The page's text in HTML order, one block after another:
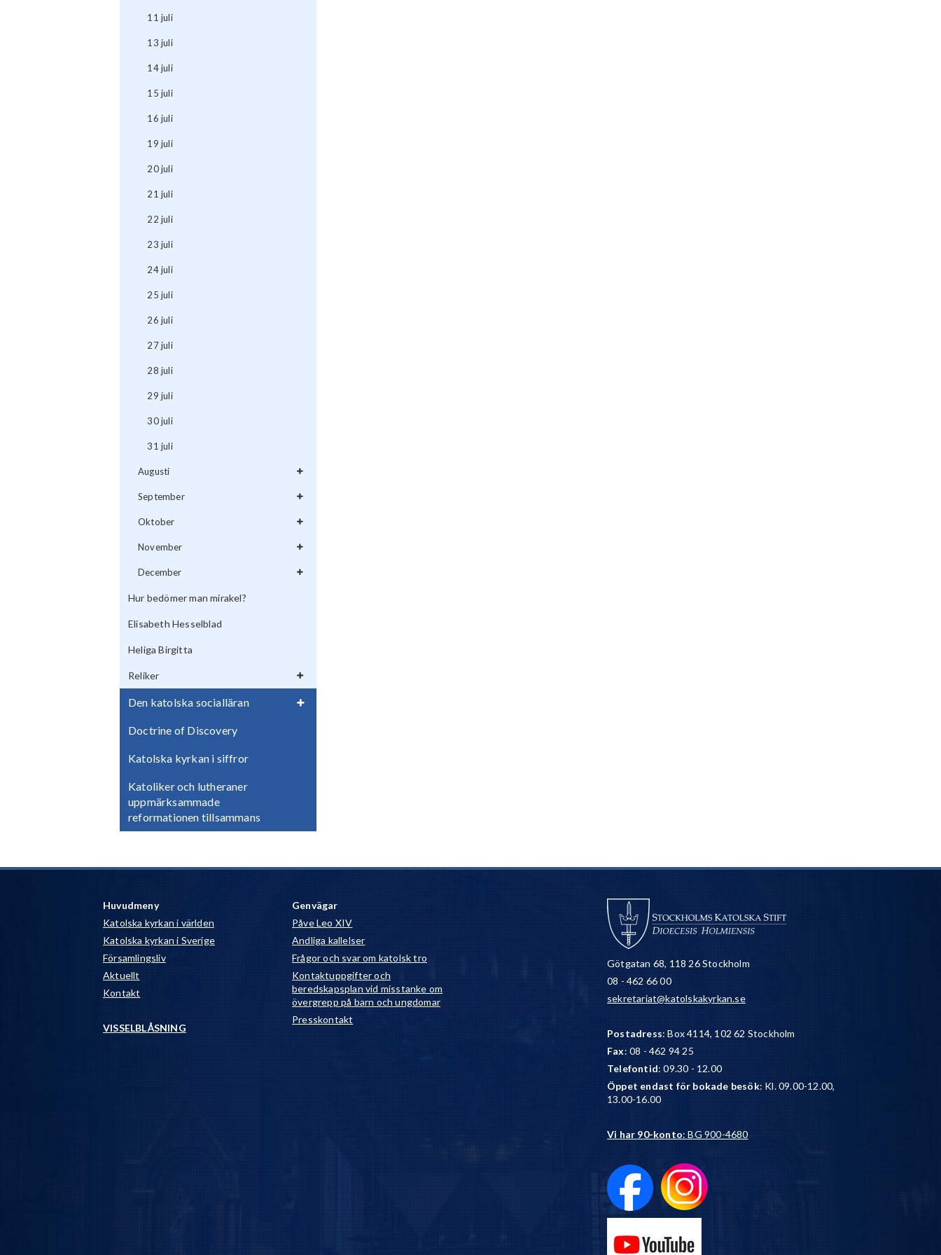
11 juli
13 juli
14 juli
15 juli
16 juli
19 juli
20 juli
21 juli
22 juli
23 juli
24 juli
25 juli
26 juli
27 juli
28 juli
29 juli
30 juli
31 juli
Augusti
September
Oktober
November
December
Hur bedömer man mirakel?
Elisabeth Hesselblad
Heliga Birgitta
Reliker
Den katolska socialläran
Doctrine of Discovery
Katolska kyrkan i siffror
Katoliker och lutheraner
uppmärksammade
reformationen tillsammans
Huvudmeny
Katolska kyrkan i världen
Katolska kyrkan i Sverige
Församlingsliv
Aktuellt
Kontakt
VISSELBLÅSNING
Genvägar
Påve Leo XIV
Andliga kallelser
Frågor och svar om katolsk tro
Kontaktuppgifter och
beredskapsplan vid misstanke om
övergrepp på barn och ungdomar
Presskontakt
Götgatan 68, 118 26 Stockholm
08 - 462 66 00
sekretariat@katolskakyrkan.se
Postadress: Box 4114, 102 62 Stockholm
Fax: 08 - 462 94 25
Telefontid: 09.30 - 12.00
Öppet endast för bokade besök: Kl. 09.00-12.00,
13.00-16.00
Vi har 90-konto: BG 900-4680